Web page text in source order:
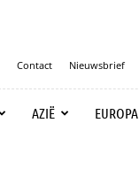
Contact Nieuwsbrief
AZIË EUROPA